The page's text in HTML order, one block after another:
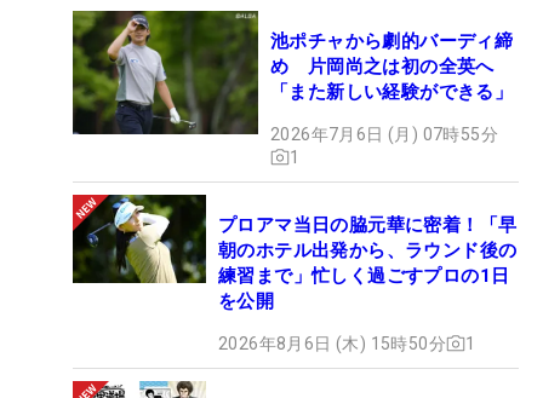
池ポチャから劇的バーディ締
め 片岡尚之は初の全英へ
「また新しい経験ができる」
2026年7月6日 (月) 07時55分
1
プロアマ当日の脇元華に密着！「早
朝のホテル出発から、ラウンド後の
練習まで」忙しく過ごすプロの1日
を公開
2026年8月6日 (木) 15時50分 1